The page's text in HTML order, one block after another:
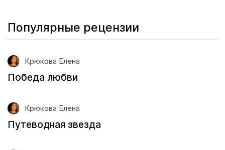
Популярные рецензии
Крюкова Елена
Победа любви
Крюкова Елена
Путеводная звезда